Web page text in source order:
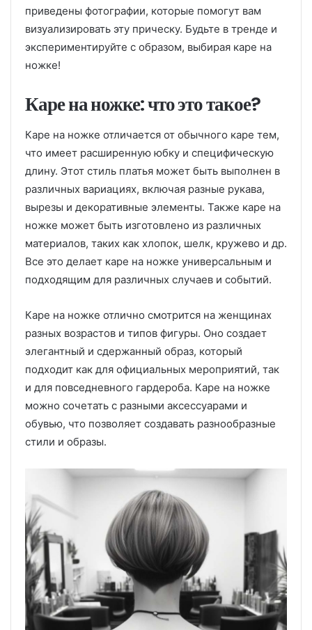
приведены фотографии, которые помогут вам
визуализировать эту прическу. Будьте в тренде и
экспериментируйте с образом, выбирая каре на
ножке!
Каре на ножке: что это такое?
Каре на ножке отличается от обычного каре тем,
что имеет расширенную юбку и специфическую
длину. Этот стиль платья может быть выполнен в
различных вариациях, включая разные рукава,
вырезы и декоративные элементы. Также каре на
ножке может быть изготовлено из различных
материалов, таких как хлопок, шелк, кружево и др.
Все это делает каре на ножке универсальным и
подходящим для различных случаев и событий.
Каре на ножке отлично смотрится на женщинах
разных возрастов и типов фигуры. Оно создает
элегантный и сдержанный образ, который
подходит как для официальных мероприятий, так
и для повседневного гардероба. Каре на ножке
можно сочетать с разными аксессуарами и
обувью, что позволяет создавать разнообразные
стили и образы.